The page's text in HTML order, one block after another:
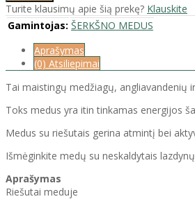
Turite klausimų apie šią prekę? Klauskite
Gamintojas: ŠERKŠNO MEDUS
Aprašymas
(0) Atsiliepimai
Tai maistingų medžiagų, angliavandenių
Toks medus yra itin tinkamas energijos
Medus su riešutais gerina atmintį bei
Išmėginkite medų su neskaldytais
Aprašymas
Riešutai meduje